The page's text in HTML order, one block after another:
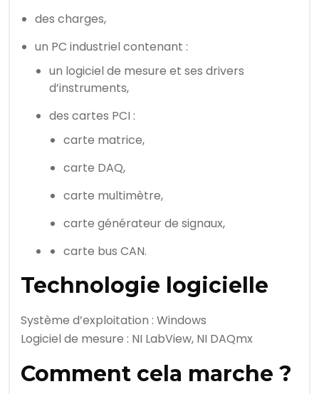
des charges,
un PC industriel contenant :
un logiciel de mesure et ses drivers
d’instruments,
des cartes PCI :
carte matrice,
carte DAQ,
carte multimètre,
carte générateur de signaux,
carte bus CAN.
Technologie logicielle
Système d’exploitation : Windows
Logiciel de mesure : NI LabView, NI DAQmx
Comment cela marche ?